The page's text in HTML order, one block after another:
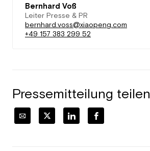
Bernhard Voß
Leiter Presse & PR
bernhard.voss@xiaopeng.com
+49 157 383 299 52
Pressemitteilung teilen